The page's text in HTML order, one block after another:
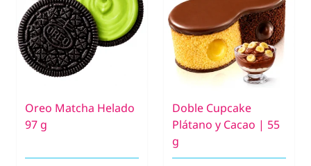
Oreo Matcha Helado
97 g
Doble Cupcake
Plátano y Cacao | 55
g